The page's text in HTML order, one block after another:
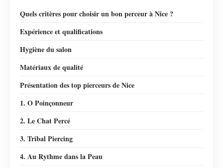
Quels critères pour choisir un bon perceur à Nice ?
Expérience et qualifications
Hygiène du salon
Matériaux de qualité
Présentation des top pierceurs de Nice
1. O Poinçonneur
2. Le Chat Percé
3. Tribal Piercing
4. Au Rythme dans la Peau